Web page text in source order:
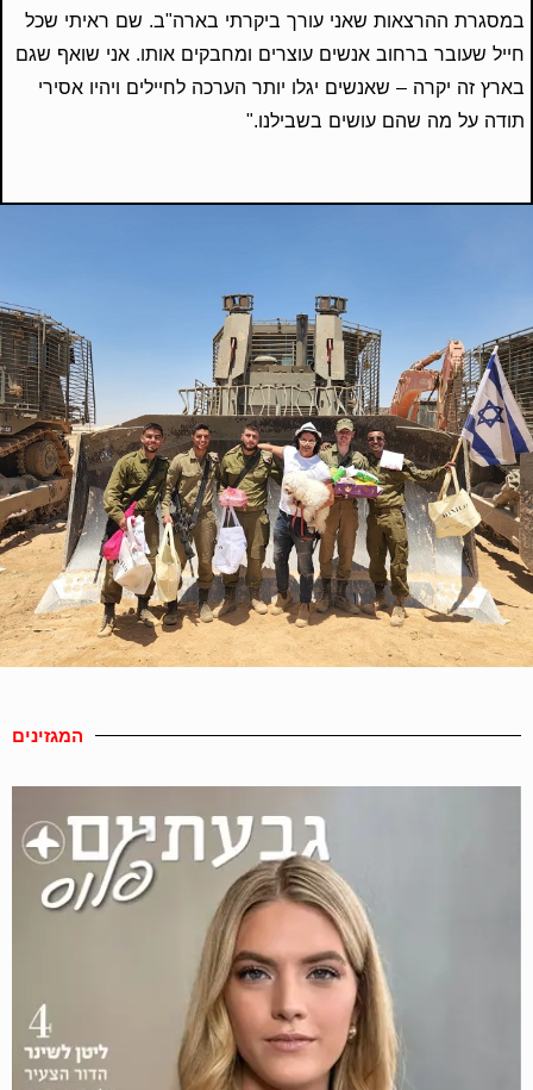
במסגרת ההרצאות שאני עורך ביקרתי בארה"ב. שם ראיתי שכל
חייל שעובר ברחוב אנשים עוצרים ומחבקים אותו. אני שואף שגם
בארץ זה יקרה – שאנשים יגלו יותר הערכה לחיילים ויהיו אסירי
תודה על מה שהם עושים בשבילנו."
המגזינים